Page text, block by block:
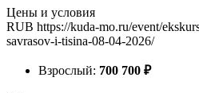
Цены и условия
RUB https://kuda-mo.ru/event/
savrasov-i-tisina-08-04-2026/
Взрослый: 700 700 ₽